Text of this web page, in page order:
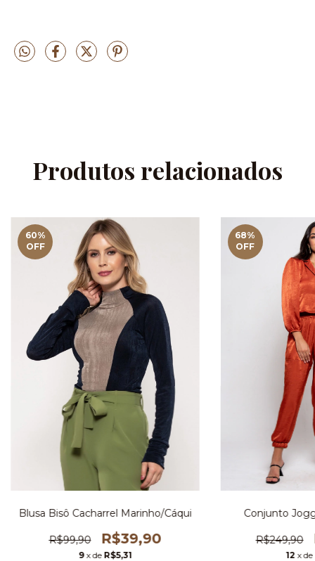
Produtos relacionados
60%
OFF
Blusa Bisô Cacharrel Marinho/Cáqui
R$99,90 R$39,90
9 x de R$5,31
68%
OFF
Conjunto
R$249,90
12 x de